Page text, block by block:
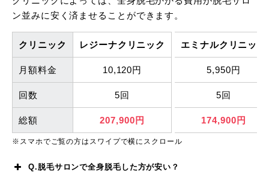
ン並みに安く済ませることができます。
クリニック
月額料金
回数
総額
レジーナクリニック
10,120円
5回
207,900円
エミナルクリニック
5,950円
5回
174,900円
※スマホでご覧の方はスワイプで横にスクロール
Q.脱毛サロンで全身脱毛した方が安い？